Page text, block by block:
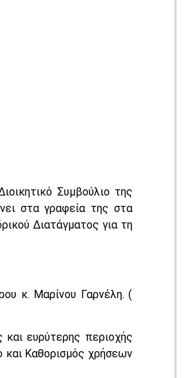
Συμβούλιο της
στα γραφεία της στα
Διατάγματος για τη
κ. Μαρίνου Γαρνέλη. (
ευρύτερης περιοχής
Καθορισμός χρήσεων